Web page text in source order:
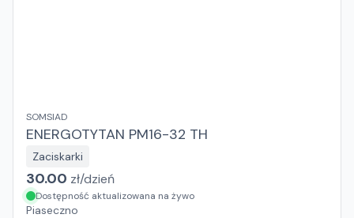
SOMSIAD
ENERGOTYTAN PM16-32 TH
Zaciskarki
30.00 zł/dzień
Dostępność aktualizowana na żywo
Piaseczno